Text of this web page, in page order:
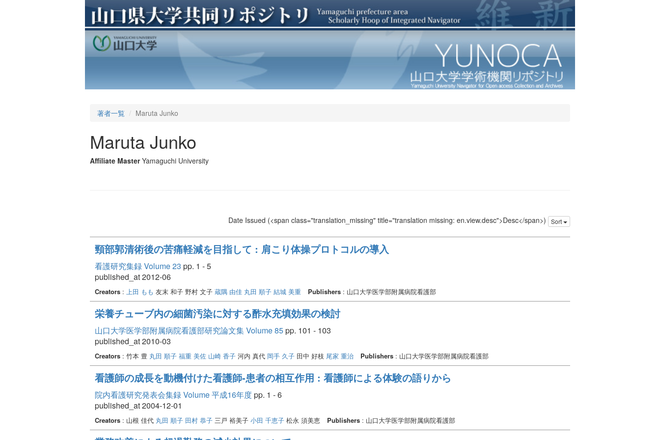
著者一覧 Maruta Junko
Maruta Junko
Affiliate Master Yamaguchi University
Date Issued (<span class="translation_missing" title="translation missing: en.view.desc">Desc</span>) Sort
頸部郭清術後の苦痛軽減を目指して : 肩こり体操プロトコルの導入
看護研究集録 Volume 23 pp. 1 - 5
published_at 2012-06
Creators : 上田 もも 友末 和子 野村 文子 蔵隅 由佳 丸田 順子 結城 美重 Publishers : 山口大学医学部附属病院看護部
栄養チューブ内の細菌汚染に対する酢水充填効果の検討
山口大学医学部附属病院看護部研究論文集 Volume 85pp. 101 - 103
published_at 2010-03
Creators : 竹本 豊 丸田 順子 福重 美佐 山崎 香子 河内 真代 岡手 久子 田中 好枝 尾家 重治 Publishers : 山口大学医学部附属病院看護部
看護師の成長を動機付けた看護師-患者の相互作用 : 看護師による体験の語りから
院内看護研究発表会集録 Volume 平成16年度pp. 1 - 6
published_at 2004-12-01
Creators : 山根 佳代 丸田 順子 田村 恭子 三戸 裕美子 小田 千恵子 松永 須美恵 Publishers : 山口大学医学部附属病院看護部